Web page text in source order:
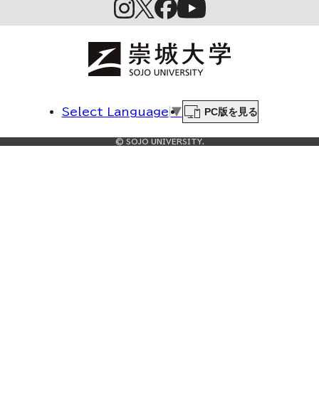
Select Language ▼ PC版を見る
© SOJO UNIVERSITY.